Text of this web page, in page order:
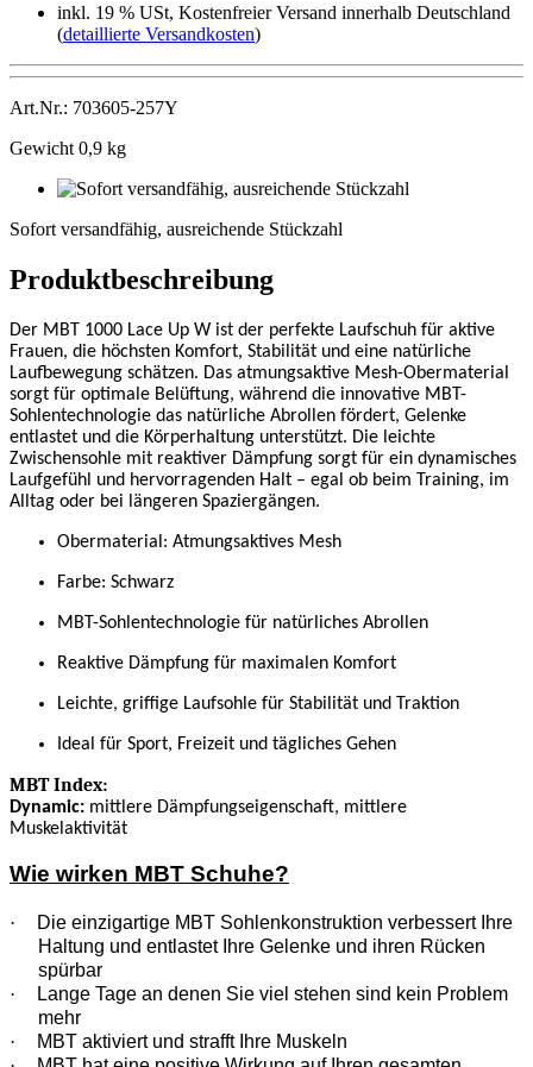
inkl. 19 % USt, Kostenfreier Versand innerhalb Deutschland
(detaillierte Versandkosten)
Art.Nr.: 703605-257Y
Gewicht 0,9 kg
Sofort versandfähig, ausreichende Stückzahl
Produktbeschreibung
Der MBT 1000 Lace Up W ist der perfekte Laufschuh für aktive
Frauen, die höchsten Komfort, Stabilität und eine natürliche
Laufbewegung schätzen. Das atmungsaktive Mesh-Obermaterial
sorgt für optimale Belüftung, während die innovative MBT-
Sohlentechnologie das natürliche Abrollen fördert, Gelenke
entlastet und die Körperhaltung unterstützt. Die leichte
Zwischensohle mit reaktiver Dämpfung sorgt für ein dynamisches
Laufgefühl und hervorragenden Halt – egal ob beim Training, im
Alltag oder bei längeren Spaziergängen.
Obermaterial: Atmungsaktives Mesh
Farbe: Schwarz
MBT-Sohlentechnologie für natürliches Abrollen
Reaktive Dämpfung für maximalen Komfort
Leichte, griffige Laufsohle für Stabilität und Traktion
Ideal für Sport, Freizeit und tägliches Gehen
MBT Index:
Dynamic: mittlere Dämpfungseigenschaft, mittlere
Muskelaktivität
Wie wirken MBT Schuhe?
·
Die einzigartige MBT Sohlenkonstruktion verbessert Ihre
Haltung und entlastet Ihre Gelenke und ihren Rücken
spürbar
·
Lange Tage an denen Sie viel stehen sind kein Problem
mehr
·
MBT aktiviert und strafft Ihre Muskeln